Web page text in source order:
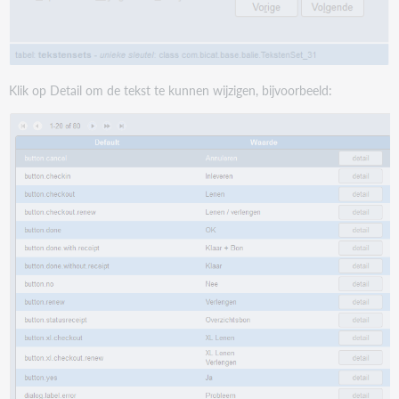
[{1}] bereikt. <br>Meer mag niet.
Maximum aantal uitleningen is overschreden [nr: {0}
max: {1}]
0130
[{2}] bereikt voor deze mediumsoort.
Maximum van groep [{0}] is overschreden [nr: {1}
Dit exemplaar kan niet op de zelfbediening
ingeleverd worden.<br>S.v.p. aan de balie inleveren.
Dit artikel kunt u niet zelf innemen; beveiliging
Maximum van [{0}] verlengingen bereikt.
<br>Verlengen niet mogelijk.
Klik op Detail om de tekst te kunnen wijzigen, bijvoorbeeld: